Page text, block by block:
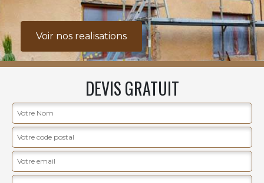
Voir nos realisations
DEVIS GRATUIT